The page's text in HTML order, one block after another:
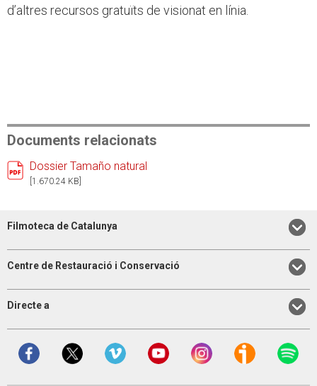
d’altres recursos gratuïts de visionat en línia.
Documents relacionats
Dossier Tamaño natural
[1.670.24 KB]
Filmoteca de Catalunya
Centre de Restauració i Conservació
Directe a